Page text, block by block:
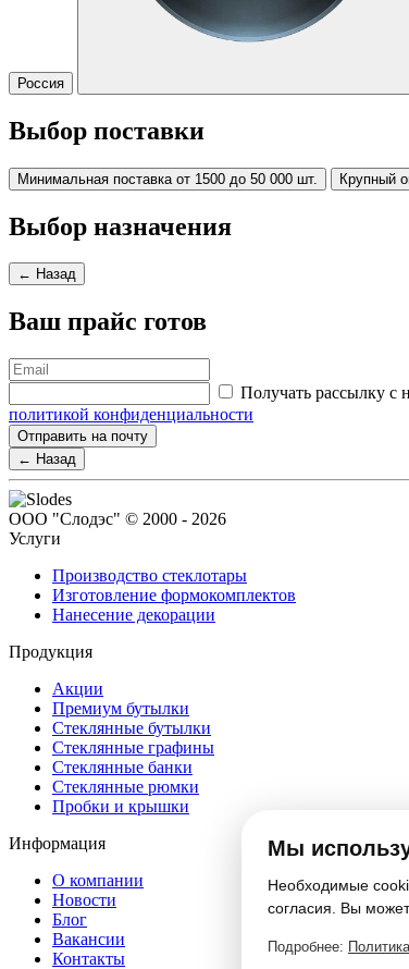
Россия
Выбор поставки
Минимальная поставка от 1500 до 50 000 шт. Крупный
Выбор назначения
← Назад
Ваш прайс готов
Получать рассылку
политикой конфиденциальности
Отправить на почту
← Назад
ООО "Слодэс" © 2000 - 2026
Услуги
Производство стеклотары
Изготовление формокомплектов
Нанесение декорации
Продукция
Акции
Премиум бутылки
Стеклянные бутылки
Стеклянные графины
Стеклянные банки
Стеклянные рюмки
Пробки и крышки
Информация
О компании
Новости
Блог
Вакансии
Контакты
Мы
Необходимые
согласия. Вы
Подробнее: